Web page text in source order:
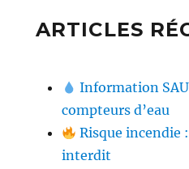
ARTICLES
Information
compteurs d’eau
Risque incendie
interdit